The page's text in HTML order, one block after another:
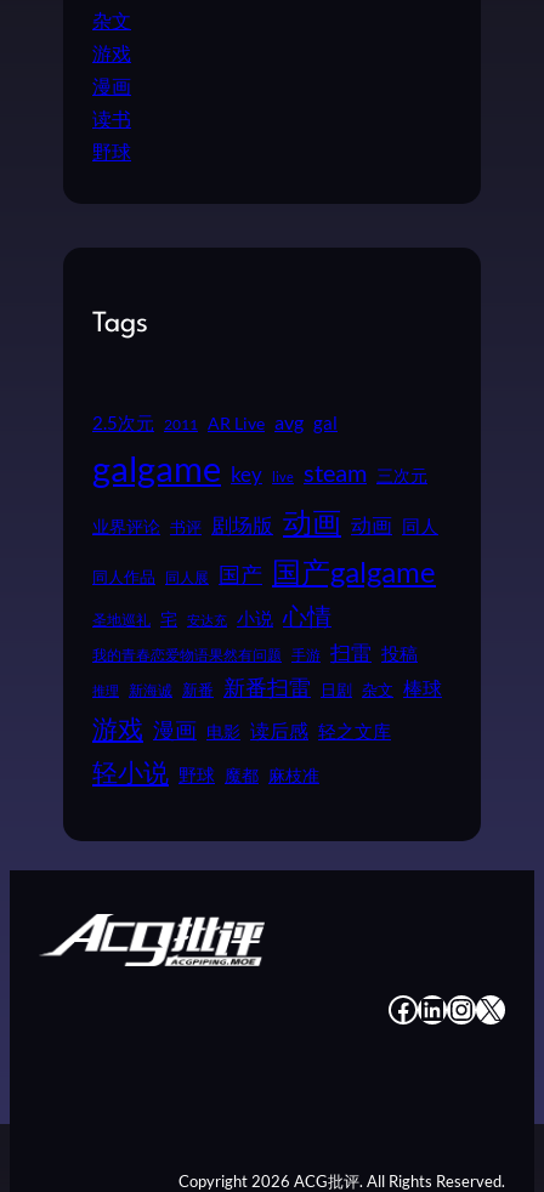
杂文
游戏
漫画
读书
野球
Tags
2.5次元 2011 AR Live avg gal
galgame key live steam 三次元
业界评论 书评 剧场版 动画 动画 同人
同人作品 同人展 国产 国产galgame
圣地巡礼 宅 安达充 小说 心情
我的青春恋爱物语果然有问题 手游 扫雷 投稿
推理 新海诚 新番 新番扫雷 日剧 杂文 棒球
游戏 漫画 电影 读后感 轻之文库
轻小说 野球 魔都 麻枝准
# # # #
Copyright 2026 ACG批评. All Rights Reserved.